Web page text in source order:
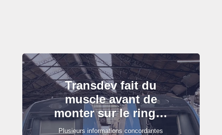
Transdev fait du
muscle avant de
monter sur le ring…
Plusieurs informations concordantes